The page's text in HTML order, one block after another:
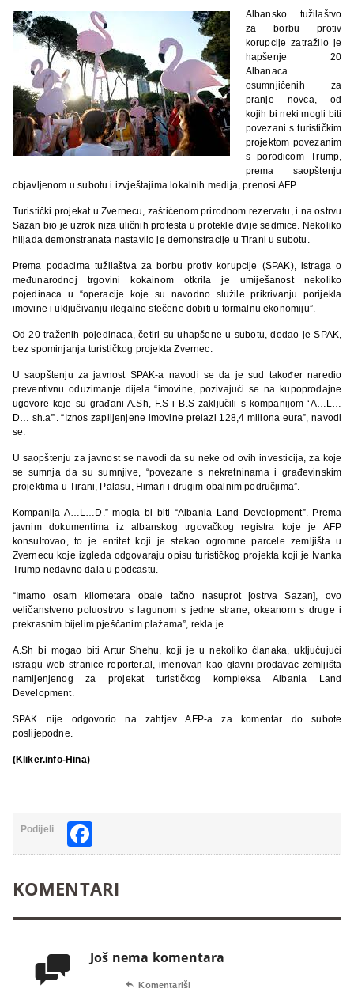
Albansko tužilaštvo
za borbu protiv
korupcije zatražilo je
hapšenje 20
Albanaca
osumnjičenih za
pranje novca, od
kojih bi neki mogli biti
povezani s turističkim
projektom povezanim
s porodicom Trump,
prema saopštenju
objavljenom u subotu i izvještajima lokalnih medija, prenosi AFP.
Turistički projekat u Zvernecu, zaštićenom prirodnom rezervatu, i na ostrvu
Sazan bio je uzrok niza uličnih protesta u protekle dvije sedmice. Nekoliko
hiljada demonstranata nastavilo je demonstracije u Tirani u subotu.
Prema podacima tužilaštva za borbu protiv korupcije (SPAK), istraga o
međunarodnoj trgovini kokainom otkrila je umiješanost nekoliko
pojedinaca u “operacije koje su navodno služile prikrivanju porijekla
imovine i uključivanju ilegalno stečene dobiti u formalnu ekonomiju”.
Od 20 traženih pojedinaca, četiri su uhapšene u subotu, dodao je SPAK,
bez spominjanja turističkog projekta Zvernec.
U saopštenju za javnost SPAK-a navodi se da je sud također naredio
preventivnu oduzimanje dijela “imovine, pozivajući se na kupoprodajne
ugovore koje su građani A.Sh, F.S i B.S zaključili s kompanijom ‘A…L…
D… sh.a'”. “Iznos zaplijenjene imovine prelazi 128,4 miliona eura”, navodi
se.
U saopštenju za javnost se navodi da su neke od ovih investicija, za koje
se sumnja da su sumnjive, “povezane s nekretninama i građevinskim
projektima u Tirani, Palasu, Himari i drugim obalnim područjima”.
Kompanija A…L…D.” mogla bi biti “Albania Land Development”. Prema
javnim dokumentima iz albanskog trgovačkog registra koje je AFP
konsultovao, to je entitet koji je stekao ogromne parcele zemljišta u
Zvernecu koje izgleda odgovaraju opisu turističkog projekta koji je Ivanka
Trump nedavno dala u podcastu.
“Imamo osam kilometara obale tačno nasuprot [ostrva Sazan], ovo
veličanstveno poluostrvo s lagunom s jedne strane, okeanom s druge i
prekrasnim bijelim pješčanim plažama”, rekla je.
A.Sh bi mogao biti Artur Shehu, koji je u nekoliko članaka, uključujući
istragu web stranice reporter.al, imenovan kao glavni prodavac zemljišta
namijenjenog za projekat turističkog kompleksa Albania Land
Development.
SPAK nije odgovorio na zahtjev AFP-a za komentar do subote
poslijepodne.
(Kliker.info-Hina)
Podijeli
KOMENTARI
 Još nema komentara
 Komentariši